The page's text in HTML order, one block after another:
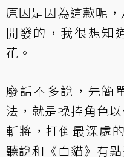
原因是因為這款呢
開發的，我很想知
花。
廢話不多說，先簡
法，就是操控角色
斬將，打倒最深處
聽說和《白貓》有